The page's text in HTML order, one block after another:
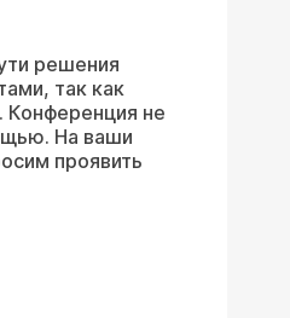
решения
так как
Конференция не
На ваши
проявить